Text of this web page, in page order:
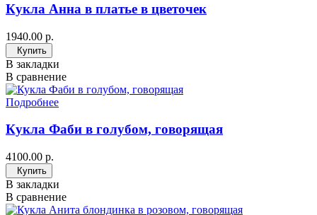
Кукла Анна в платье в цветочек
1940.00 р.
Купить
В закладки
В сравнение
Подробнее
Кукла Фаби в голубом, говорящая
4100.00 р.
Купить
В закладки
В сравнение